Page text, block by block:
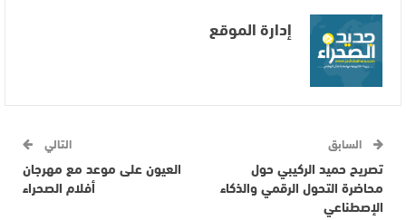
إدارة الموقع
السابق
تصريح حميد الركيبي حول
محاضرة التحول الرقمي والذكاء
الإصطناعي
التالي
العيون على موعد مع مهرجان
أفلام الصحراء